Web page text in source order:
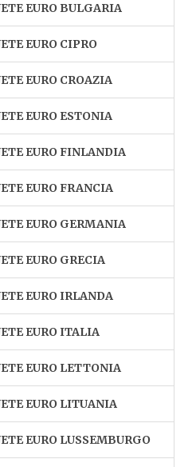
EURO BULGARIA
EURO CIPRO
EURO CROAZIA
EURO ESTONIA
EURO FINLANDIA
EURO FRANCIA
EURO GERMANIA
EURO GRECIA
EURO IRLANDA
EURO ITALIA
EURO LETTONIA
EURO LITUANIA
EURO LUSSEMBURGO